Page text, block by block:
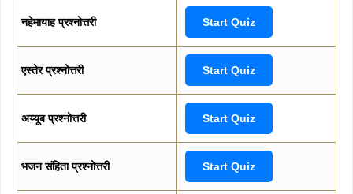
नहेमायाह प्रश्नोत्तरी Start Quiz
एस्तेर प्रश्नोत्तरी Start Quiz
अय्यूब प्रश्नोत्तरी Start Quiz
भजन संहिता प्रश्नोत्तरी Start Quiz